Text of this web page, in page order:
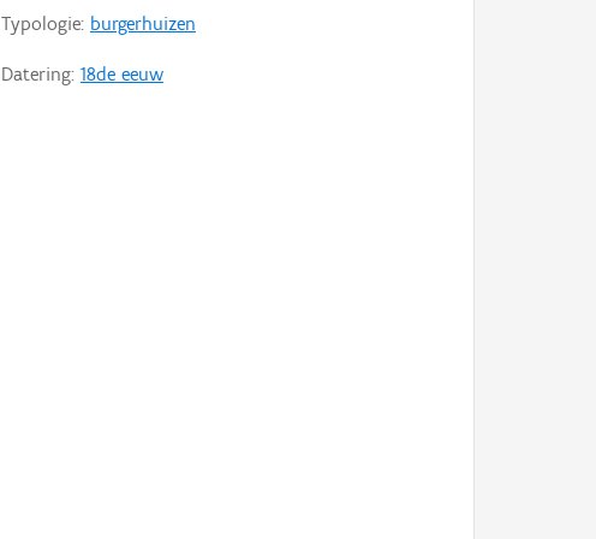
Typologie: burgerhuizen
Datering: 18de eeuw